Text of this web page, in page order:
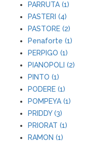
PARRUTA (1)
PASTERI (4)
PASTORE (2)
Penaforte (1)
PERPIGO (1)
PIANOPOLI (2)
PINTO (1)
PODERE (1)
POMPEYA (1)
PRIDDY (3)
PRIORAT (1)
RAMON (1)